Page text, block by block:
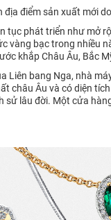
địa điểm sản xuất mới
tục phát triển như mở
vàng bạc trong nhiều
khắp Châu Âu, Bắc
Liên bang Nga, nhà
châu Âu và có diện
sử lâu đời. Một cửa